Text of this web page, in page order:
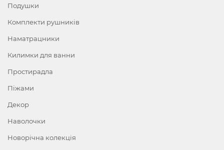
Подушки
Комплекти рушників
Наматрацники
Килимки для ванни
Простирадла
Піжами
Декор
Наволочки
Новорічна колекція